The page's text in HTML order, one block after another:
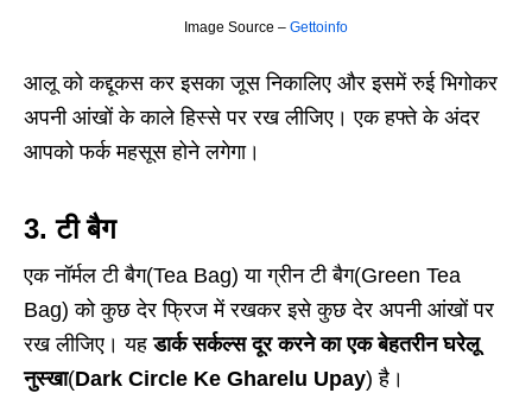
Image Source – Gettoinfo
आलू को कद्दूकस कर इसका जूस निकालिए और इसमें रुई भिगोकर
अपनी आंखों के काले हिस्से पर रख लीजिए। एक हफ्ते के अंदर
आपको फर्क महसूस होने लगेगा।
3.टी बैग
एक नॉर्मल टी बैग(Tea Bag) या ग्रीन टी बैग(Green Tea
Bag) को कुछ देर फ्रिज में रखकर इसे कुछ देर अपनी आंखों पर
रख लीजिए। यहडार्क सर्कल्स दूर करने का एक बेहतरीन घरेलू
नुस्खा(Dark Circle Ke Gharelu Upay) है।